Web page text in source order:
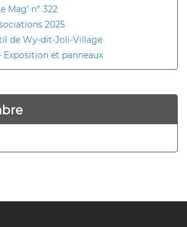
Mag’ n° 322
2025
de Wy-dit-Joli-Village
Exposition et panneaux